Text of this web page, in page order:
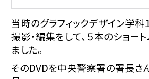
当時のグラフィックデザイン学
撮影・編集をして、５本のショー
ました。
そのDVDを中央警察署の署長さ